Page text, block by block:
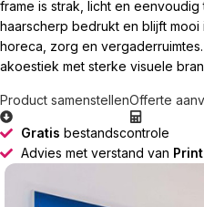
frame is strak, licht en
haarscherp bedrukt en blijft mooi
horeca, zorg en
akoestiek met sterke visuele
Product samenstellenOfferte
Gratis bestandscontrole
Advies met verstand van